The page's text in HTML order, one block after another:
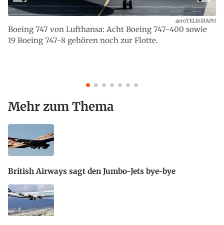
Boeing 747 von Lufthansa: Acht Boeing 747-400 sowie
19 Boeing 747-8 gehören noch zur Flotte.
aeroTELEGRAPH
Mehr zum Thema
British Airways sagt den Jumbo-Jets bye-bye